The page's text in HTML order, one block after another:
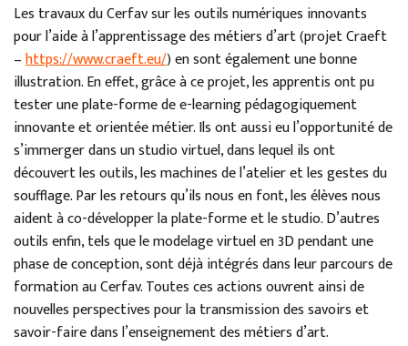
Les travaux du Cerfav sur les outils numériques innovants
pour l’aide à l’apprentissage des métiers d’art (projet Craeft
–https://www.craeft.eu/) en sont également une bonne
illustration. En effet, grâce à ce projet, les apprentis ont pu
tester une plate-forme de e-learning pédagogiquement
innovante et orientée métier. Ils ont aussi eu l’opportunité de
s’immerger dans un studio virtuel, dans lequel ils ont
découvert les outils, les machines de l’atelier et les gestes du
soufflage. Par les retours qu’ils nous en font, les élèves nous
aident à co-développer la plate-forme et le studio. D’autres
outils enfin, tels que le modelage virtuel en 3D pendant une
phase de conception, sont déjà intégrés dans leur parcours de
formation au Cerfav. Toutes ces actions ouvrent ainsi de
nouvelles perspectives pour la transmission des savoirs et
savoir-faire dans l’enseignement des métiers d’art.